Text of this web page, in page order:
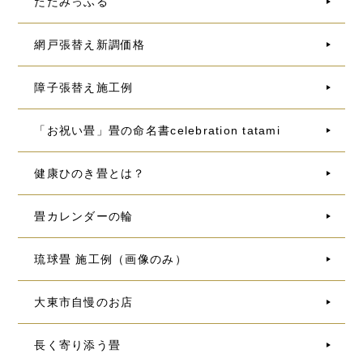
網戸張替え新調価格
障子張替え施工例
「お祝い畳」畳の命名書celebration tatami
健康ひのき畳とは？
畳カレンダーの輪
琉球畳 施工例（画像のみ）
大東市自慢のお店
長く寄り添う畳